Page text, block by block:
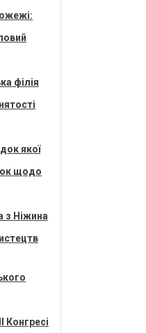
філія
якої
щодо
з Ніжина
Конгресі